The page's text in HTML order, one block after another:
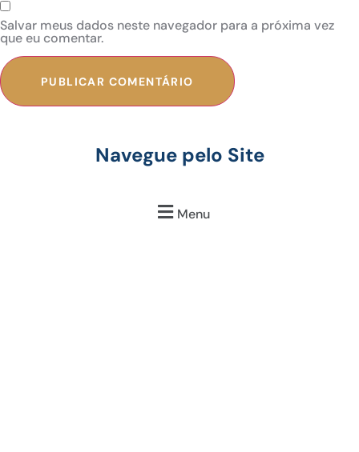
Salvar meus dados neste navegador para a próxima vez
que eu comentar.
Navegue pelo Site
Menu